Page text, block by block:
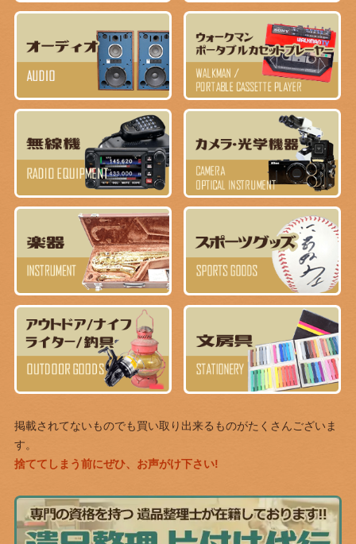
掲載されてないものでも買い取り出来るものがたくさんございま
す。
捨ててしまう前にぜひ、お声がけ下さい!